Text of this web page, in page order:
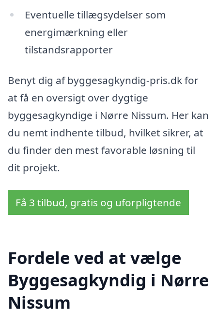
Eventuelle tillægsydelser som
energimærkning eller
tilstandsrapporter
Benyt dig af byggesagkyndig-pris.dk for
at få en oversigt over dygtige
byggesagkyndige i Nørre Nissum. Her kan
du nemt indhente tilbud, hvilket sikrer, at
du finder den mest favorable løsning til
dit projekt.
Få 3 tilbud, gratis og uforpligtende
Fordele ved at vælge
Byggesagkyndig i Nørre
Nissum